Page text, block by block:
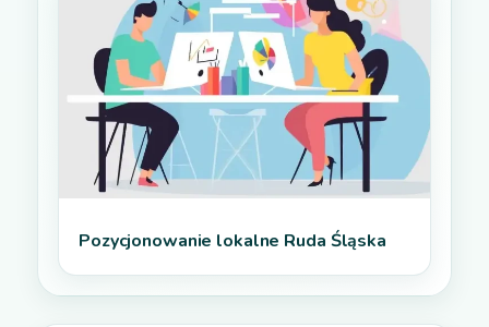
Pozycjonowanie lokalne Ruda Śląska